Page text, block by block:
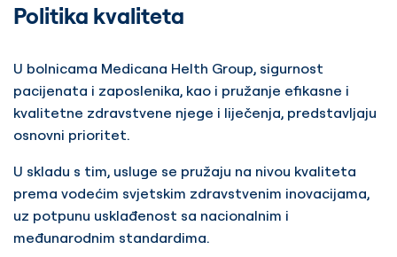
Politika kvaliteta
U bolnicama Medicana Helth Group, sigurnost
pacijenata i zaposlenika, kao i pružanje efikasne i
kvalitetne zdravstvene njege i liječenja, predstavljaju
osnovni prioritet.
U skladu s tim, usluge se pružaju na nivou kvaliteta
prema vodećim svjetskim zdravstvenim inovacijama,
uz potpunu usklađenost sa nacionalnim i
međunarodnim standardima.